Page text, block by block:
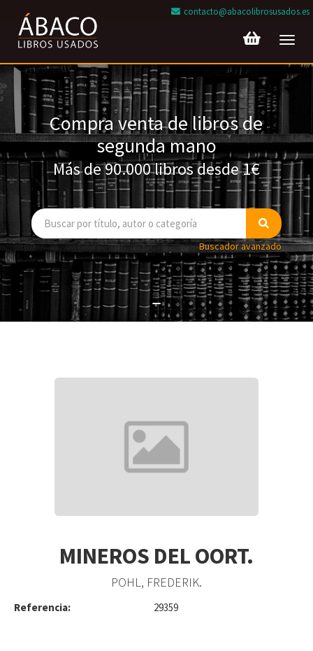
contacto@abacolibrosusados.es
Compra venta de libros de
segunda mano
Más de 90.000 libros desde 1€
Buscador avanzado
MINEROS DEL OORT.
POHL, FREDERIK.
Referencia: 29359